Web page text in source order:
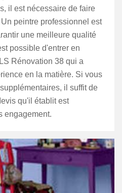
il est nécessaire de faire
peintre professionnel est
une meilleure qualité
possible d'entrer en
Rénovation 38 qui a
en la matière. Si vous
il suffit de
qu'il établit est
engagement.